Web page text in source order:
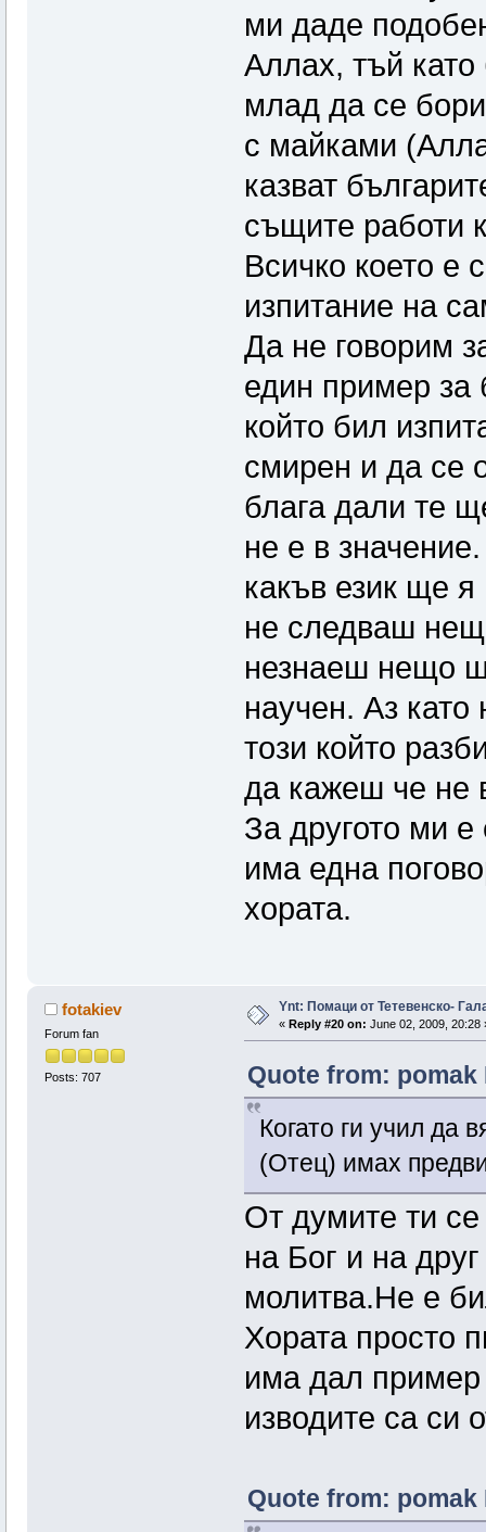
ми даде
Аллах, тъй
млад да се
с майками
казват
същите работи
Всичко което е
изпитание на
Да не говорим
един пример за
който бил
смирен и да се
блага дали те
не е в
какъв език ще
не следваш
незнаеш нещо
научен. Аз
този който
да кажеш че не
За другото ми
има една
хората.
fotakiev
Forum fan
Posts: 707
Ynt: Помаци от Тетевенско-
« Reply #20 on: June 02, 2009, 20:28
Quote from: pomak
Когато ги учил да
(Отец) имах
От думите ти
на Бог и на
молитва.Не е
Хората просто
има дал
изводите са си
Quote from: pomak